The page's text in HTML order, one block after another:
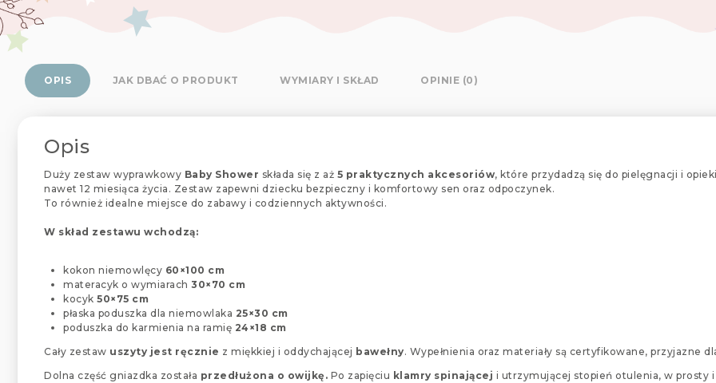
OPIS JAK DBAĆ O PRODUKT WYMIARY I SKŁAD OPINIE (0)
Opis
Duży zestaw wyprawkowy Baby Shower składa się z aż 5 praktycznych akcesoriów, które przydadzą się do pielęgnacji i
nawet 12 miesiąca życia. Zestaw zapewni dziecku bezpieczny i komfortowy sen oraz odpoczynek.
To również idealne miejsce do zabawy i codziennych aktywności.
W skład zestawu wchodzą:
kokon niemowlęcy 60×100 cm
materacyk o wymiarach30×70 cm
kocyk50×75 cm
płaska poduszka dla niemowlaka 25×30 cm
poduszka do karmienia na ramię 24×18 cm
Cały zestaw uszyty jest ręcznie z miękkiej i oddychającej bawełny. Wypełnienia oraz materiały są certyfikowane, przyjazne
Dolna część gniazdka została przedłużona o owijkę. Po zapięciu klamry spinającej i utrzymującej stopień otulenia, w prosty i